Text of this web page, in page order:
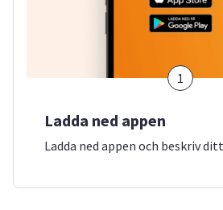
1
Ladda ned appen
Ladda ned appen och beskriv